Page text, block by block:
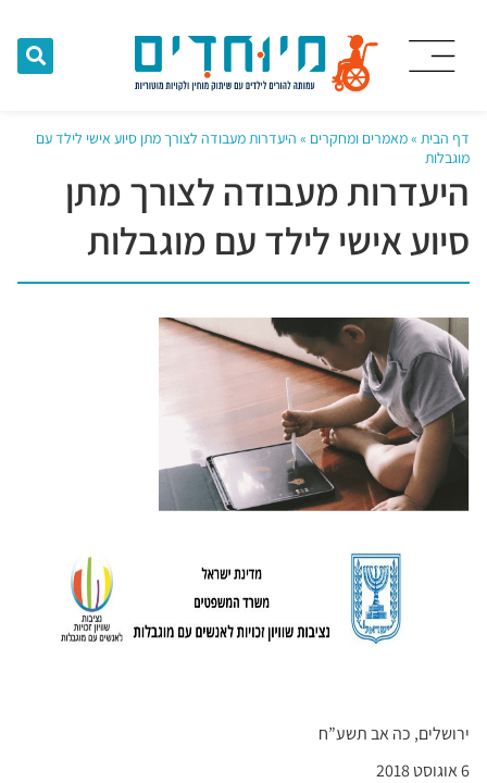
דף הבית »מאמרים ומחקרים » היעדרות מעבודה לצורך מתן סיוע אישי לילד עם
מוגבלות
היעדרות מעבודה לצורך מתן
סיוע אישי לילד עם מוגבלות
ירושלים, כה אב תשע”ח
6 אוגוסט 2018